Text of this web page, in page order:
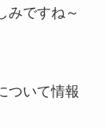
みですね～
ついて情報